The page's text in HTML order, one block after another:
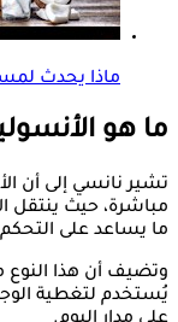
ماذا يحدث
ما هو
تشير نانسي إلى أن
مباشرة، حيث ينتقل
ما يساعد على
وتضيف أن هذا
يُستخدم لتغطية